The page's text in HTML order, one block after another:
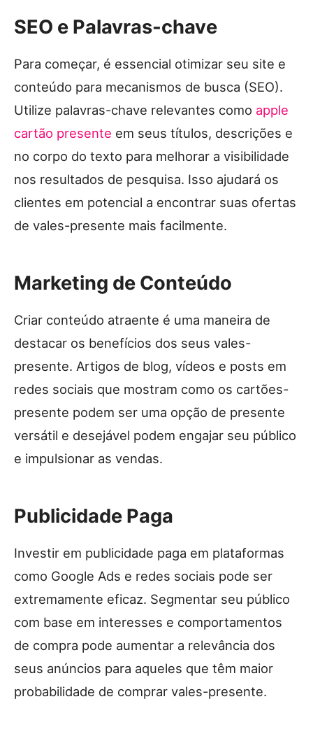
SEO e Palavras-chave
Para começar, é essencial otimizar seu site e
conteúdo para mecanismos de busca (SEO).
Utilize palavras-chave relevantes como apple
cartão presente em seus títulos, descrições e
no corpo do texto para melhorar a visibilidade
nos resultados de pesquisa. Isso ajudará os
clientes em potencial a encontrar suas ofertas
de vales-presente mais facilmente.
Marketing de Conteúdo
Criar conteúdo atraente é uma maneira de
destacar os benefícios dos seus vales-
presente. Artigos de blog, vídeos e posts em
redes sociais que mostram como os cartões-
presente podem ser uma opção de presente
versátil e desejável podem engajar seu público
e impulsionar as vendas.
Publicidade Paga
Investir em publicidade paga em plataformas
como Google Ads e redes sociais pode ser
extremamente eficaz. Segmentar seu público
com base em interesses e comportamentos
de compra pode aumentar a relevância dos
seus anúncios para aqueles que têm maior
probabilidade de comprar vales-presente.